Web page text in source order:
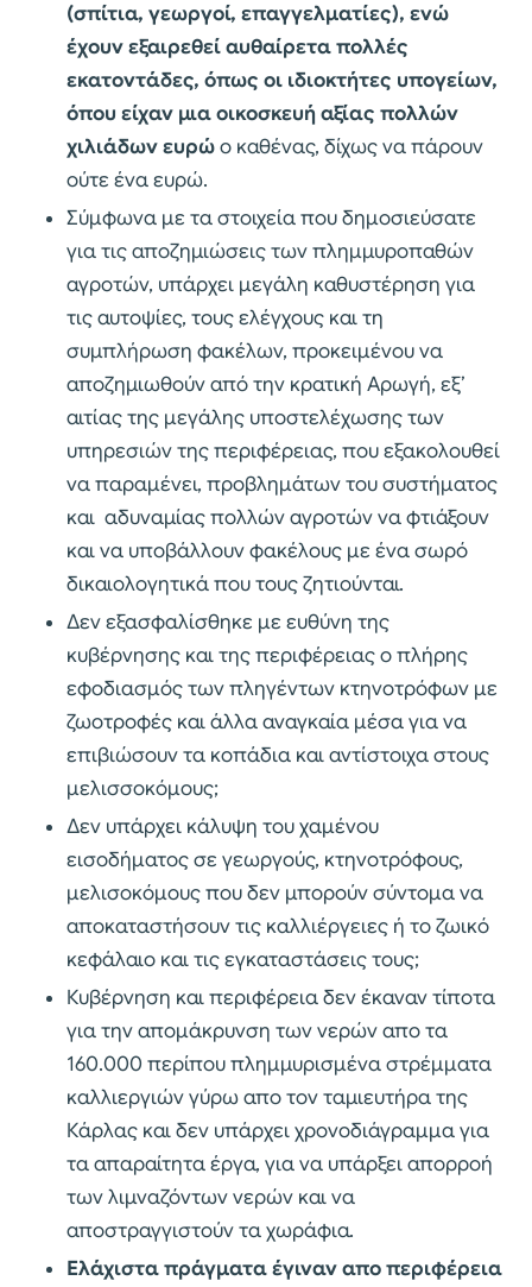
(σπίτια, γεωργοί, επαγγελματίες), ενώ
έχουν εξαιρεθεί αυθαίρετα πολλές
εκατοντάδες, όπως οι ιδιοκτήτες υπογείων,
όπου είχαν μια οικοσκευή αξίας πολλών
χιλιάδων ευρώο καθένας, δίχως να πάρουν
ούτε ένα ευρώ.
Σύμφωνα με τα στοιχεία που δημοσιεύσατε
για τις αποζημιώσεις των πλημμυροπαθών
αγροτών, υπάρχει μεγάλη καθυστέρηση για
τις αυτοψίες, τους ελέγχους και τη
συμπλήρωση φακέλων, προκειμένου να
αποζημιωθούν από την κρατική Αρωγή, εξ’
αιτίας της μεγάλης υποστελέχωσης των
υπηρεσιών της περιφέρειας, που εξακολουθεί
να παραμένει, προβλημάτων του συστήματος
και αδυναμίας πολλών αγροτών να φτιάξουν
και να υποβάλλουν φακέλους με ένα σωρό
δικαιολογητικά που τους ζητιούνται.
Δεν εξασφαλίσθηκε με ευθύνη της
κυβέρνησης και της περιφέρειας ο πλήρης
εφοδιασμός των πληγέντων κτηνοτρόφων με
ζωοτροφές και άλλα αναγκαία μέσα για να
επιβιώσουν τα κοπάδια και αντίστοιχα στους
μελισσοκόμους;
Δεν υπάρχει κάλυψη του χαμένου
εισοδήματος σε γεωργούς, κτηνοτρόφους,
μελισοκόμους που δεν μπορούν σύντομα να
αποκαταστήσουν τις καλλιέργειες ή το ζωικό
κεφάλαιο και τις εγκαταστάσεις τους;
Κυβέρνηση και περιφέρεια δεν έκαναν τίποτα
για την απομάκρυνση των νερών απο τα
160.000 περίπου πλημμυρισμένα στρέμματα
καλλιεργιών γύρω απο τον ταμιευτήρα της
Κάρλας και δεν υπάρχει χρονοδιάγραμμα για
τα απαραίτητα έργα, για να υπάρξει απορροή
των λιμναζόντων νερών και να
αποστραγγιστούν τα χωράφια.
Ελάχιστα πράγματα έγιναν απο περιφέρεια